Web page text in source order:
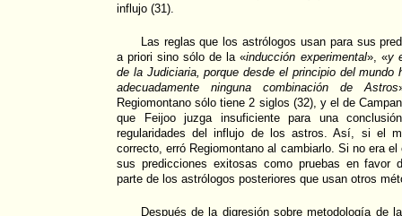
influjo (31).
Las reglas que los astrólogos usan para sus
a priori sino sólo de la «inducción experimental», «y
de la Judiciaria, porque desde el principio del mundo
adecuadamente ninguna combinación de Astros
Regiomontano sólo tiene 2 siglos (32), y el de
que Feijoo juzga insuficiente para una
regularidades del influjo de los astros. Así, si el
correcto, erró Regiomontano al cambiarlo. Si no era
sus predicciones exitosas como pruebas en favor
parte de los astrólogos posteriores que usan otros
Después de la digresión sobre metodología de